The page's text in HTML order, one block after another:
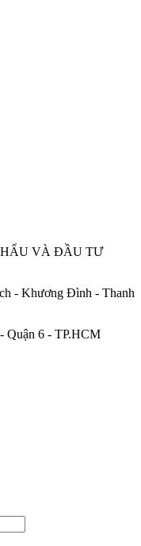
VÀ ĐẦU TƯ
- Khương Đình - Thanh
Quận 6 - TP.HCM